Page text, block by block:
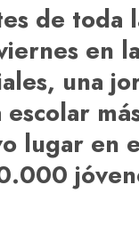
de toda
en
una
lugar en